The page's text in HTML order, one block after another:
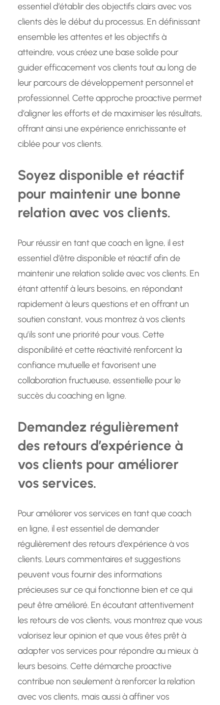
essentiel d’établir des objectifs clairs avec vos
clients dès le début du processus. En définissant
ensemble les attentes et les objectifs à
atteindre, vous créez une base solide pour
guider efficacement vos clients tout au long de
leur parcours de développement personnel et
professionnel. Cette approche proactive permet
d’aligner les efforts et de maximiser les résultats,
offrant ainsi une expérience enrichissante et
ciblée pour vos clients.
Soyez disponible et réactif
pour maintenir une bonne
relation avec vos clients.
Pour réussir en tant que coach en ligne, il est
essentiel d’être disponible et réactif afin de
maintenir une relation solide avec vos clients. En
étant attentif à leurs besoins, en répondant
rapidement à leurs questions et en offrant un
soutien constant, vous montrez à vos clients
qu’ils sont une priorité pour vous. Cette
disponibilité et cette réactivité renforcent la
confiance mutuelle et favorisent une
collaboration fructueuse, essentielle pour le
succès du coaching en ligne.
Demandez régulièrement
des retours d’expérience à
vos clients pour améliorer
vos services.
Pour améliorer vos services en tant que coach
en ligne, il est essentiel de demander
régulièrement des retours d’expérience à vos
clients. Leurs commentaires et suggestions
peuvent vous fournir des informations
précieuses sur ce qui fonctionne bien et ce qui
peut être amélioré. En écoutant attentivement
les retours de vos clients, vous montrez que vous
valorisez leur opinion et que vous êtes prêt à
adapter vos services pour répondre au mieux à
leurs besoins. Cette démarche proactive
contribue non seulement à renforcer la relation
avec vos clients, mais aussi à affiner vos